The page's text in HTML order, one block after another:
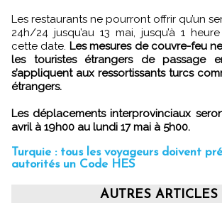
Les restaurants ne pourront offrir qu’un
24h/24 jusqu’au 13 mai, jusqu’à 1
cette date. Les mesures de couvre-feu
les touristes étrangers de passage
s’appliquent aux ressortissants turcs
étrangers.
Les déplacements interprovinciaux
avril à 19h00 au lundi 17 mai à 5h00.
Turquie : tous les voyageurs doivent
autorités un Code HES
AUTRES ARTICLES